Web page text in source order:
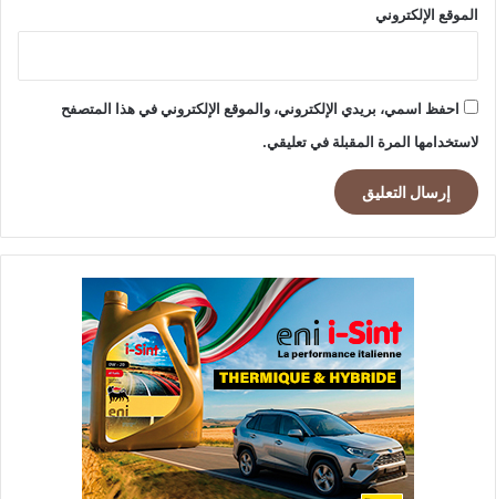
الموقع الإلكتروني
احفظ اسمي، بريدي الإلكتروني، والموقع الإلكتروني في هذا المتصفح
لاستخدامها المرة المقبلة في تعليقي.